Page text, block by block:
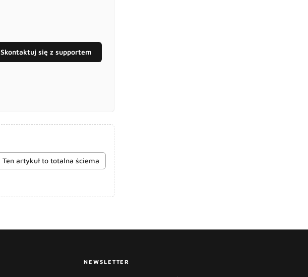
Skontaktuj się z supportem
Ten artykuł to totalna ściema
NEWSLETTER